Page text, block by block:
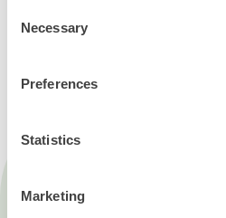
Selection
Necessary
Preferences
Statistics
Marketing
Feu